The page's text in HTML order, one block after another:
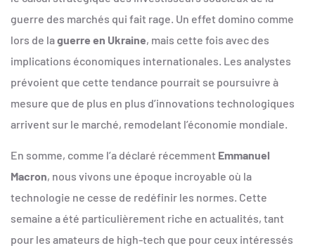
guerre des marchés qui fait rage. Un effet domino comme
lors de laguerre en Ukraine, mais cette fois avec des
implications économiques internationales. Les analystes
prévoient que cette tendance pourrait se poursuivre à
mesure que de plus en plus d’innovations technologiques
arrivent sur le marché, remodelant l’économie mondiale.
En somme, comme l’a déclaré récemment Emmanuel
Macron, nous vivons une époque incroyable où la
technologie ne cesse de redéfinir les normes. Cette
semaine a été particulièrement riche en actualités, tant
pour les amateurs de high-tech que pour ceux intéressés